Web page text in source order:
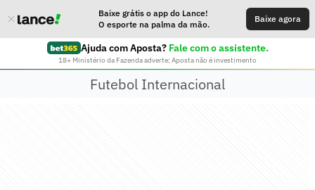
Baixe grátis o app do Lance!
O esporte na palma da mão.
Baixe agora
Ajuda com Aposta? Fale com o assistente.
18+ Ministério da Fazenda adverte: Aposta não é investimento
Futebol Internacional